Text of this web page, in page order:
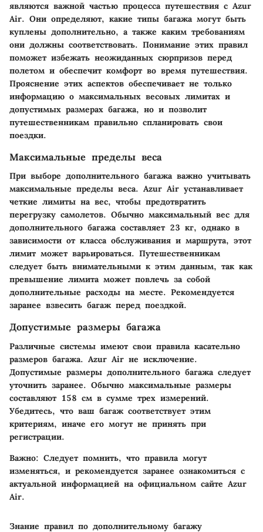
являются важной частью процесса путешествия с Azur
Air. Они определяют, какие типы багажа могут быть
куплены дополнительно, а также каким требованиям
они должны соответствовать. Понимание этих правил
поможет избежать неожиданных сюрпризов перед
полетом и обеспечит комфорт во время путешествия.
Прояснение этих аспектов обеспечивает не только
информацию о максимальных весовых лимитах и
допустимых размерах багажа, но и позволит
путешественникам правильно спланировать свои
поездки.
Максимальные пределы веса
При выборе дополнительного багажа важно учитывать
максимальные пределы веса. Azur Air устанавливает
четкие лимиты на вес, чтобы предотвратить
перегрузку самолетов. Обычно максимальный вес для
дополнительного багажа составляет 23 кг, однако в
зависимости от класса обслуживания и маршрута, этот
лимит может варьироваться. Путешественникам
следует быть внимательными к этим данным, так как
превышение лимита может повлечь за собой
дополнительные расходы на месте. Рекомендуется
заранее взвесить багаж перед поездкой.
Допустимые размеры багажа
Различные системы имеют свои правила касательно
размеров багажа. Azur Air не исключение.
Допустимые размеры дополнительного багажа следует
уточнить заранее. Обычно максимальные размеры
составляют 158 см в сумме трех измерений.
Убедитесь, что ваш багаж соответствует этим
критериям, иначе его могут не принять при
регистрации.
Важно: Следует помнить, что правила могут
изменяться, и рекомендуется заранее ознакомиться с
актуальной информацией на официальном сайте Azur
Air.
Знание правил по дополнительному багажу